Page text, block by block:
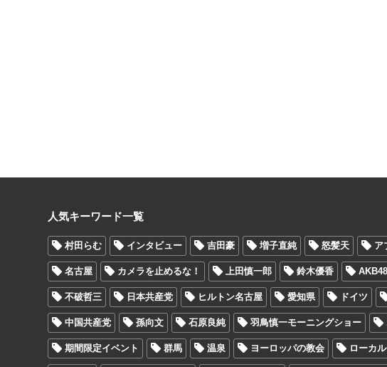
人気キーワード一覧
村田らむ インタビュー 吉田豪 増子直純 怒髪天 ア
名古屋 カメラを止めるな！ 上田慎一郎 鈴木優香 AKB48
不破哲三 日本共産党 ヒルトン名古屋 愛知県 ドイツ
中国共産党 孫向文 石原良純 羽鳥慎一モーニングショー
期間限定イベント 群馬 温泉 ヨーロッパの教会 ローカ